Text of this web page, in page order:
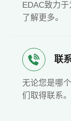
EDAC致力
了解更多。
联
无论您是哪
们取得联系。